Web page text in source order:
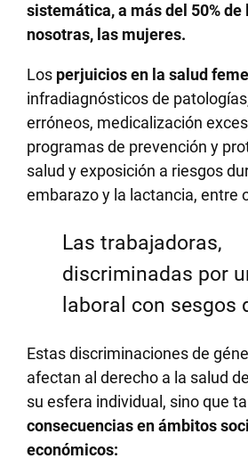
sistemática, a más del 50%
nosotras, las mujeres.
Los perjuicios en la salud
infradiagnósticos de
erróneos, medicalización
programas de prevención y
salud y exposición a riesgos
embarazo y la lactancia, entre
Las trabajadoras,
discriminadas por
laboral con sesgos
Estas discriminaciones de
afectan al derecho a la salud
su esfera individual, sino que
consecuencias en ámbitos
económicos: